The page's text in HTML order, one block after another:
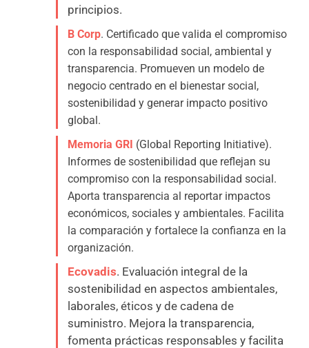
principios.
B Corp. Certificado que valida el compromiso
con la responsabilidad social, ambiental y
transparencia. Promueven un modelo de
negocio centrado en el bienestar social,
sostenibilidad y generar impacto positivo
global.
Memoria GRI (Global Reporting Initiative).
Informes de sostenibilidad que reflejan su
compromiso con la responsabilidad social.
Aporta transparencia al reportar impactos
económicos, sociales y ambientales. Facilita
la comparación y fortalece la confianza en la
organización.
Ecovadis. Evaluación integral de la
sostenibilidad en aspectos ambientales,
laborales, éticos y de cadena de
suministro. Mejora la transparencia,
fomenta prácticas responsables y facilita